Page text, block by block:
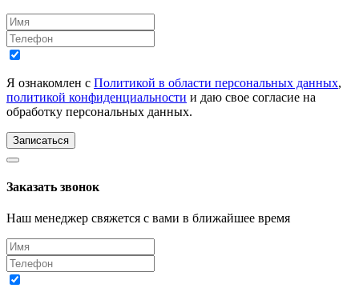
Я ознакомлен с Политикой в области персональных данных,
политикой конфиденциальности и даю свое согласие на
обработку персональных данных.
Записаться
Заказать звонок
Наш менеджер свяжется с вами в ближайшее время